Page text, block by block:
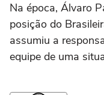
Na época, Álvaro
posição do
assumiu a
equipe de uma